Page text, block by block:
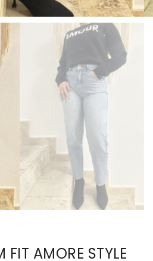
REGALO
AMORE STYLE